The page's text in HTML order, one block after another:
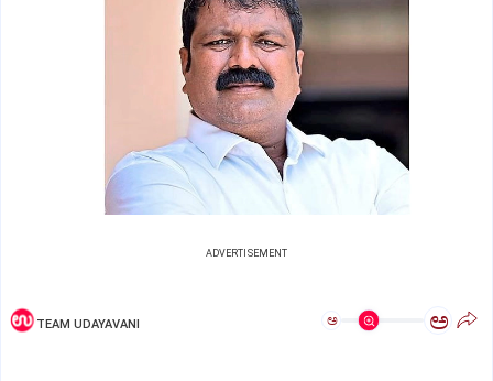
ADVERTISEMENT
TEAM UDAYAVANI ಅ ಅ